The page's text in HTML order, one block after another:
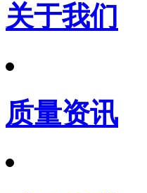
关于我们
质量资讯